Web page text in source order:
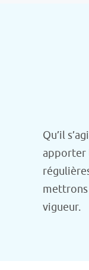
Qu’il
apporter
vigueur.